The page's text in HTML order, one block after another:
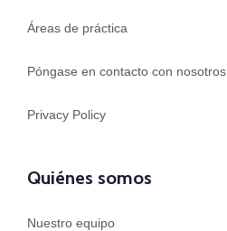
Áreas de práctica
Póngase en contacto con nosotros
Privacy Policy
Quiénes somos
Nuestro equipo